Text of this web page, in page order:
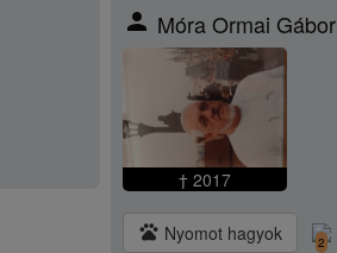
person Móra Ormai Gábor
† 2017
pets Nyomot hagyok 2